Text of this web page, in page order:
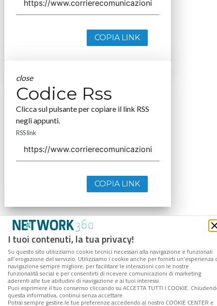
I tuoi contenuti, la tua privacy!
Su questo sito utilizziamo cookie tecnici necessari alla navigazione e funzionali
all’erogazione del servizio. Utilizziamo i cookie anche per fornirti un’esperienza
navigazione sempre migliore, per facilitare le interazioni con le nostre
funzionalità social e per consentirti di ricevere comunicazioni di marketing
aderenti alle tue abitudini di navigazione e ai tuoi interessi.
Puoi esprimere il tuo consenso cliccando su ACCETTA TUTTI I COOKIE.
questa informativa, continui senza accettare.
Potrai sempre gestire le tue preferenze accedendo al nostro COOKIE CENTER e
COPIA LINK
close
Codice Rss
Clicca sul pulsante per copiare il link RSS
negli appunti.
RSS link
COPIA LINK